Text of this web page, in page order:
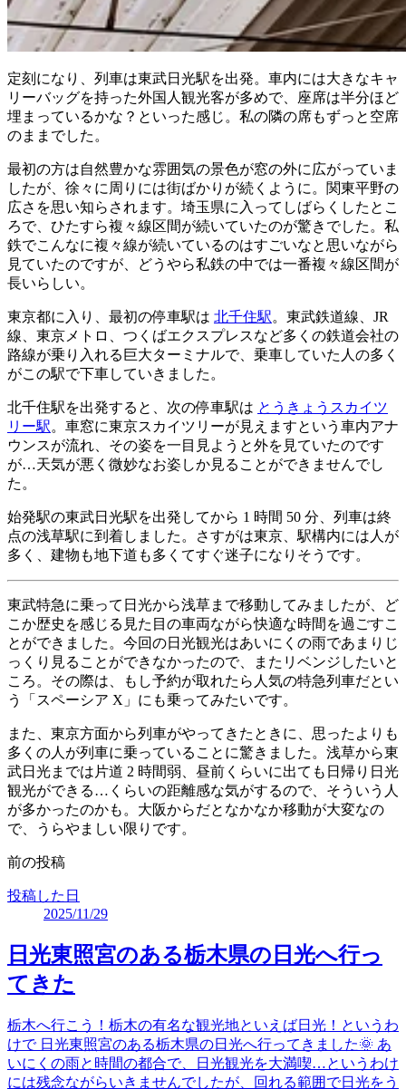
定刻になり、列車は東武日光駅を出発。車内には大きなキャ
リーバッグを持った外国人観光客が多めで、座席は半分ほど
埋まっているかな？といった感じ。私の隣の席もずっと空席
のままでした。
最初の方は自然豊かな雰囲気の景色が窓の外に広がっていま
したが、徐々に周りには街ばかりが続くように。関東平野の
広さを思い知らされます。埼玉県に入ってしばらくしたとこ
ろで、ひたすら複々線区間が続いていたのが驚きでした。私
鉄でこんなに複々線が続いているのはすごいなと思いながら
見ていたのですが、どうやら私鉄の中では一番複々線区間が
長いらしい。
東京都に入り、最初の停車駅は 北千住駅。東武鉄道線、JR
線、東京メトロ、つくばエクスプレスなど多くの鉄道会社の
路線が乗り入れる巨大ターミナルで、乗車していた人の多く
がこの駅で下車していきました。
北千住駅を出発すると、次の停車駅は とうきょうスカイツ
リー駅。車窓に東京スカイツリーが見えますという車内アナ
ウンスが流れ、その姿を一目見ようと外を見ていたのです
が…天気が悪く微妙なお姿しか見ることができませんでし
た。
始発駅の東武日光駅を出発してから 1 時間 50 分、列車は終
点の浅草駅に到着しました。さすがは東京、駅構内には人が
多く、建物も地下道も多くてすぐ迷子になりそうです。
東武特急に乗って日光から浅草まで移動してみましたが、ど
こか歴史を感じる見た目の車両ながら快適な時間を過ごすこ
とができました。今回の日光観光はあいにくの雨であまりじ
っくり見ることができなかったので、またリベンジしたいと
ころ。その際は、もし予約が取れたら人気の特急列車だとい
う「スペーシア X」にも乗ってみたいです。
また、東京方面から列車がやってきたときに、思ったよりも
多くの人が列車に乗っていることに驚きました。浅草から東
武日光までは片道 2 時間弱、昼前くらいに出ても日帰り日光
観光ができる…くらいの距離感な気がするので、そういう人
が多かったのかも。大阪からだとなかなか移動が大変なの
で、うらやましい限りです。
前の投稿
投稿した日
2025/11/29
日光東照宮のある栃木県の日光へ行っ
てきた
栃木へ行こう！栃木の有名な観光地といえば日光！というわ
けで 日光東照宮のある栃木県の日光へ行ってきました🌞 あ
いにくの雨と時間の都合で、日光観光を大満喫…というわけ
には残念ながらいきませんでしたが、回れる範囲で日光をう